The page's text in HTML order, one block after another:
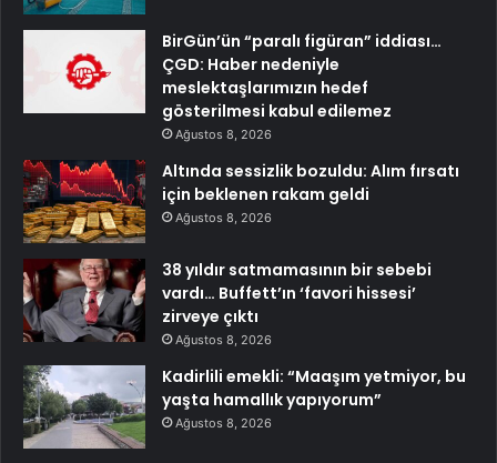
BirGün’ün “paralı figüran” iddiası…
ÇGD: Haber nedeniyle
meslektaşlarımızın hedef
gösterilmesi kabul edilemez
Ağustos 8, 2026
Altında sessizlik bozuldu: Alım fırsatı
için beklenen rakam geldi
Ağustos 8, 2026
38 yıldır satmamasının bir sebebi
vardı… Buffett’ın ‘favori hissesi’
zirveye çıktı
Ağustos 8, 2026
Kadirlili emekli: “Maaşım yetmiyor, bu
yaşta hamallık yapıyorum”
Ağustos 8, 2026